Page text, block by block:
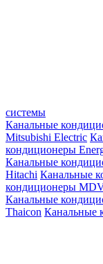
системы
Канальные
Mitsubishi Electric
кондиционеры
Канальные
Hitachi Канальные
кондиционеры
Канальные
Thaicon Канальные